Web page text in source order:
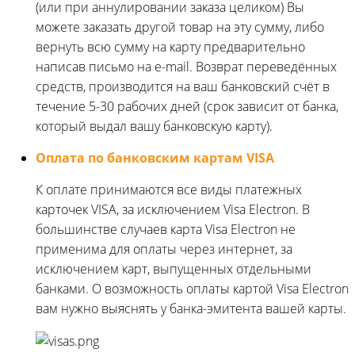
(или при аннулировании заказа целиком) Вы
можете заказать другой товар на эту сумму, либо
вернуть всю сумму на карту предварительно
написав письмо на e-mail. Возврат переведённых
средств, производится на ваш банковский счёт в
течение 5-30 рабочих дней (срок зависит от банка,
который выдал вашу банковскую карту).
Оплата по банковским картам VISA
К оплате принимаются все виды платежных
карточек VISA, за исключением Visa Electron. В
большинстве случаев карта Visa Electron не
применима для оплаты через интернет, за
исключением карт, выпущенных отдельными
банками. О возможность оплаты картой Visa Electron
вам нужно выяснять у банка-эмитента вашей карты.